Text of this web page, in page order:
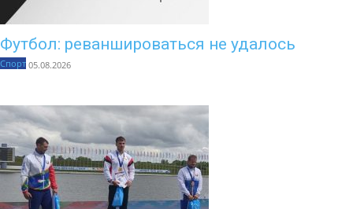
Футбол: реваншироваться не удалось
Спорт 05.08.2026